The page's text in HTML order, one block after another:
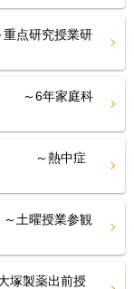
研究授業研
家庭科
熱中症
曜授業参観
製薬出前授